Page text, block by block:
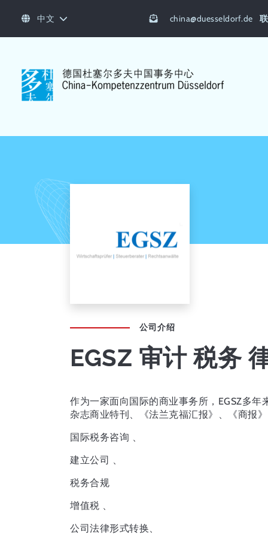
中文 china@duesseldorf.de
公司介绍
EGSZ 审计 税务
作为一家面向国际的商业事务所，EGSZ多
杂志商业特刊、《法兰克福汇报》、《商报
国际税务咨询 、
建立公司 、
税务合规
增值税 、
公司法律形式转换、